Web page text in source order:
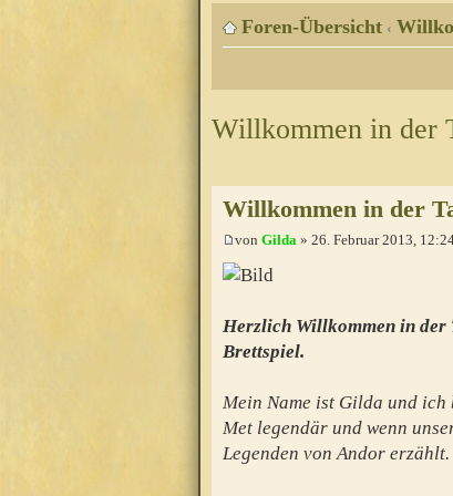
Foren-Übersicht ‹
Willkommen in der
Willkommen in der
von Gilda » 26. Februar 2013,
Herzlich Willkommen in der
Brettspiel.
Mein Name ist Gilda und ich
Met legendär und wenn
Legenden von Andor erzählt.